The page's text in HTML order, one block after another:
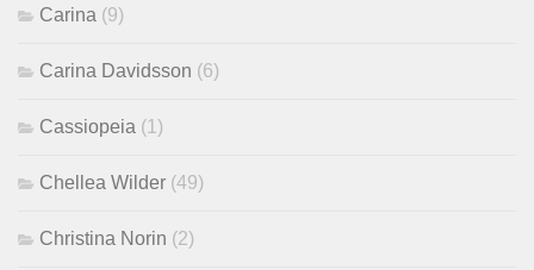
Carina (9)
Carina Davidsson (6)
Cassiopeia (1)
Chellea Wilder (49)
Christina Norin (2)